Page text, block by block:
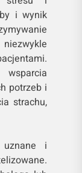
i wynik
potrzeb i
strachu,
i